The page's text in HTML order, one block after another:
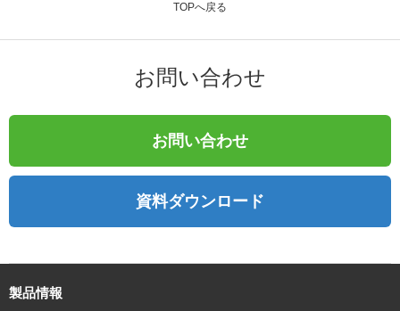
TOPへ戻る
お問い合わせ
お問い合わせ
資料ダウンロード
製品情報